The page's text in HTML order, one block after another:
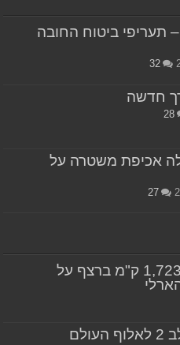
מינואר 2019 – תעריפי ביטוח החובה
32
חדשה
28
אכיפת משטרה על
27
שובר מיתוס: 1,723 ק"מ ברצף על